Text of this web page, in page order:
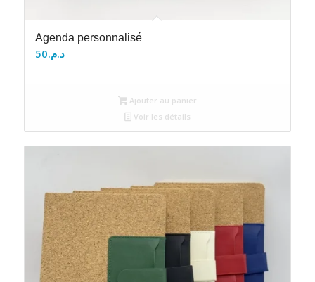
Agenda personnalisé
د.م.50
Ajouter au panier
Voir les détails